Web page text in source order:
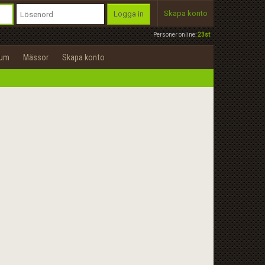
Personer online:23st
Logga in Skapa konto
Mässor Skapa konto